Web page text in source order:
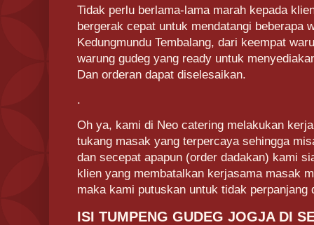
Tidak perlu berlama-lama marah kepada
bergerak cepat untuk mendatangi beberapa
Kedungmundu Tembalang, dari keempat
warung gudeg yang ready untuk
Dan orderan dapat diselesaikan.
.
Oh ya, kami di Neo catering melakukan
tukang masak yang terpercaya sehingga
dan secepat apapun (order dadakan) kami
klien yang membatalkan kerjasama masak
maka kami putuskan untuk tidak
ISI TUMPENG GUDEG JOGJA DI